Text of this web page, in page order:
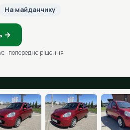
На майданчику
→
· попереднє рішення